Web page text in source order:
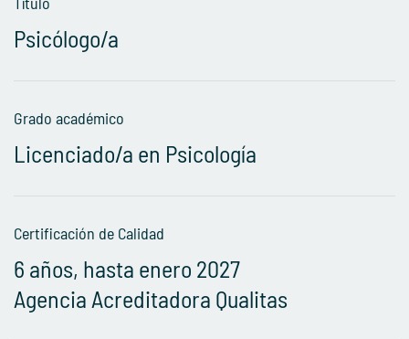
Psicólogo/a
Grado académico
Licenciado/a en Psicología
Certificación de Calidad
6 años, hasta enero 2027
Agencia Acreditadora Qualitas